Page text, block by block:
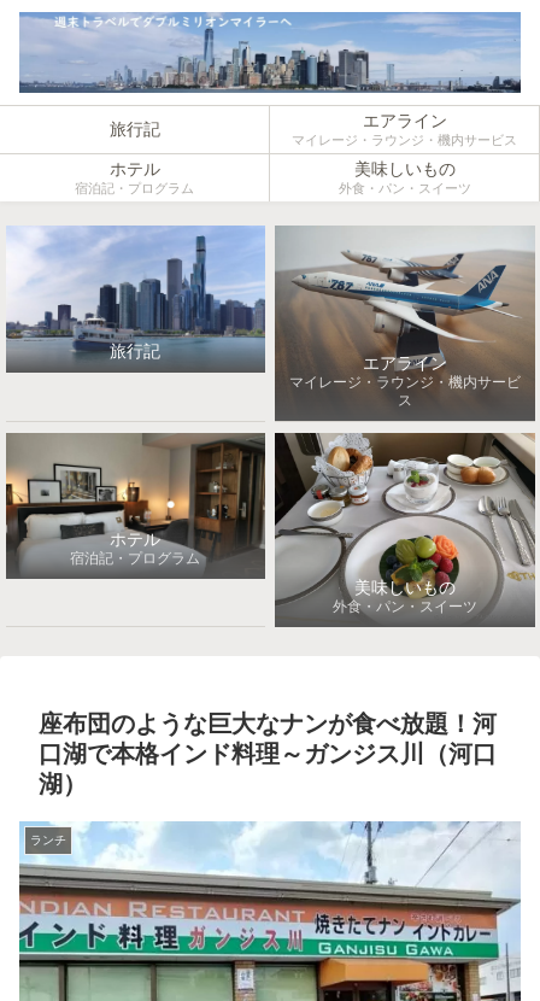
旅行記 エアライン
マイレージ・ラウンジ・機内サービス
ホテル
宿泊記・プログラム
美味しいもの
外食・パン・スイーツ
旅行記
エアライン
マイレージ・ラウンジ・機内サービ
ス
ホテル
宿泊記・プログラム
美味しいもの
外食・パン・スイーツ
座布団のような巨大なナンが食べ放題！河
口湖で本格インド料理～ガンジス川（河口
湖）
ランチ